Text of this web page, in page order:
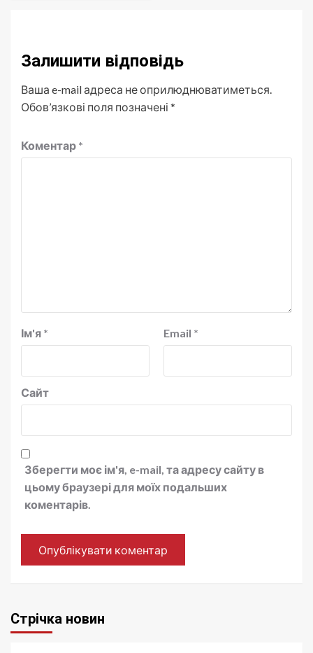
Залишити відповідь
Ваша e-mail адреса не оприлюднюватиметься.
Обов’язкові поля позначені *
Коментар *
Ім'я * Email *
Сайт
Зберегти моє ім'я, e-mail, та адресу сайту в
цьому браузері для моїх подальших
коментарів.
Стрічка новин